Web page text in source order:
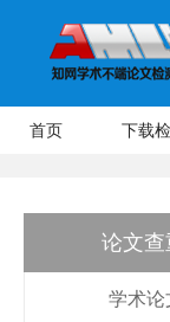
首页 下载
论文查
学术论